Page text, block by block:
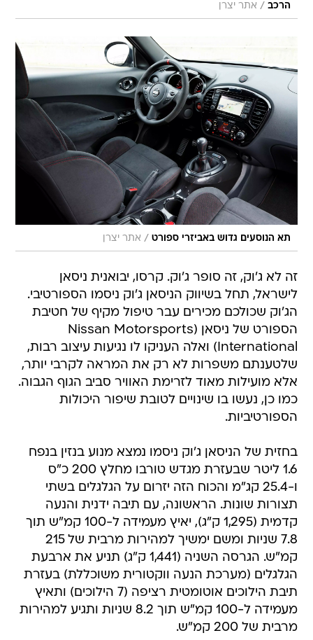
הרכב / אתר יצרן
תא הנוסעים גדוש באביזרי ספורט / אתר יצרן
זה לא ג'וק, זה סופר ג'וק. קרסו, יבואנית ניסאן
לישראל, תחל בשיווק הניסאן ג'וק ניסמו הספורטיבי.
הג'וק שכולכם מכירים עבר טיפול מקיף של חטיבת
הספורט של ניסאן (Nissan Motorsports
International) ואלה העניקו לו נגיעות עיצוב רבות,
שלטענתם משפרות לא רק את המראה לקרבי יותר,
אלא מועילות מאוד לזרימת האוויר סביב הגוף הגבוה.
כמו כן, נעשו בו שינויים לטובת שיפור היכולות
הספורטיביות.
בחזית של הניסאן ג'וק ניסמו נמצא מנוע בנזין בנפח
1.6 ליטר שבעזרת מגדש טורבו מחלץ 200 כ"ס
ו-25.4 קג"מ והכוח הזה יזרום על הגלגלים בשתי
תצורות שונות. הראשונה, עם תיבה ידנית והנעה
קדמית (1,295 ק"ג), יאיץ מעמידה ל-100 קמ"ש תוך
7.8 שניות ומשם ימשיך למהירות מרבית של 215
קמ"ש. הגרסה השניה (1,441 ק"ג) תניע את ארבעת
הגלגלים (מערכת הנעה ווקטורית משוכללת) בעזרת
תיבת הילוכים אוטומטית רציפה (7 הילוכים) ותאיץ
מעמידה ל-100 קמ"ש תוך 8.2 שניות ותגיע למהירות
מרבית של 200 קמ"ש.